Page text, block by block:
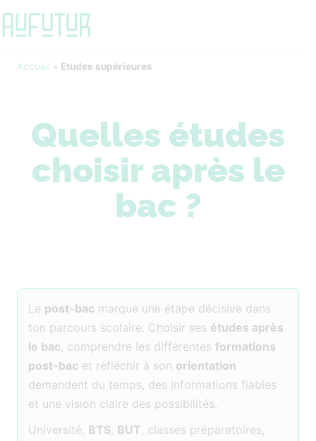
Accueil » Études supérieures
Quelles études
choisir après le
bac ?
Le post-bac marque une étape décisive dans
ton parcours scolaire. Choisir ses études après
le bac, comprendre les différentes formations
post-bac et réfléchir à son orientation
demandent du temps, des informations fiables
et une vision claire des possibilités.
Université, BTS, BUT, classes préparatoires,